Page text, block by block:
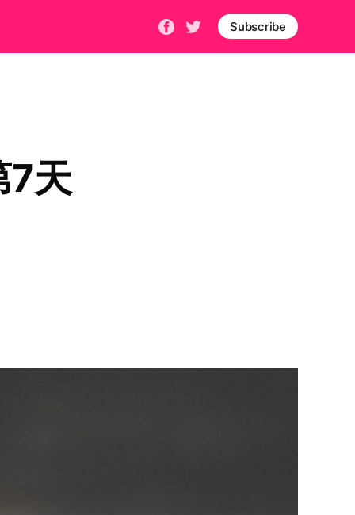
Subscribe
7天